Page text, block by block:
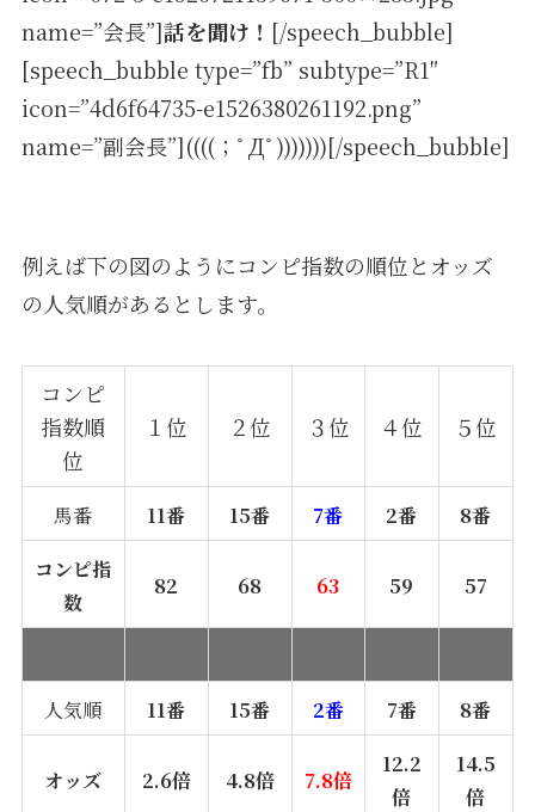
name=”会長”]話を聞け！ [/speech_bubble]
[speech_bubble type=”fb” subtype=”R1″
icon=”4d6f64735-e1526380261192.png”
name=”副会長”]((((；ﾟДﾟ)))))))[/speech_bubble]
例えば下の図のようにコンピ指数の順位とオッズ
の人気順があるとします。
コンピ
指数順
位
１位 ２位 ３位 ４位 ５位
馬番 11番 15番 7番 2番
8番
コンピ指
数
82 68 63 59 57
人気順 11番 15番 2番 7番 8番
オッズ 2.6倍 4.8倍 7.8倍
12.2
倍
14.5
倍